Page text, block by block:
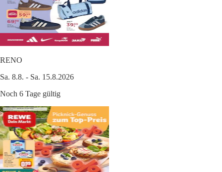
RENO
Sa. 8.8. - Sa. 15.8.2026
Noch 6 Tage gültig